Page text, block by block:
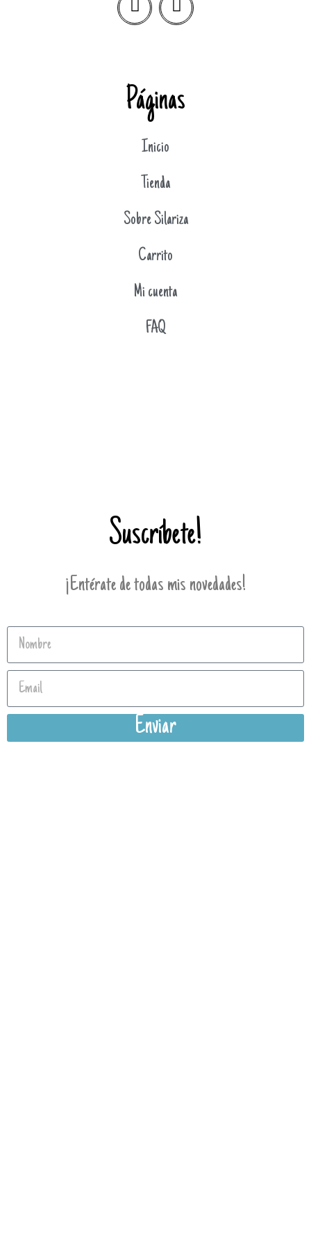
Páginas
Inicio
Tienda
Sobre Silariza
Carrito
Mi cuenta
FAQ
Suscríbete!
¡Entérate de todas mis novedades!
Enviar